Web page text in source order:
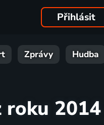
Přihlásit
Zprávy Hudba
roku